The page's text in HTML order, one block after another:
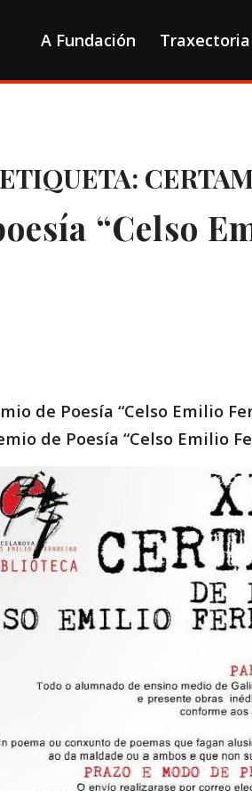
A Fundación Traxectoria
“Celso
de Poesía “Celso Emilio
de Poesía “Celso Emilio